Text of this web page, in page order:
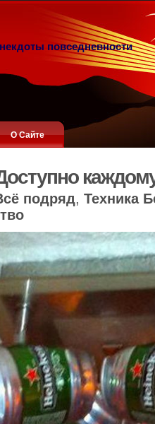
повседневности
О Сайте
подряд, Техника